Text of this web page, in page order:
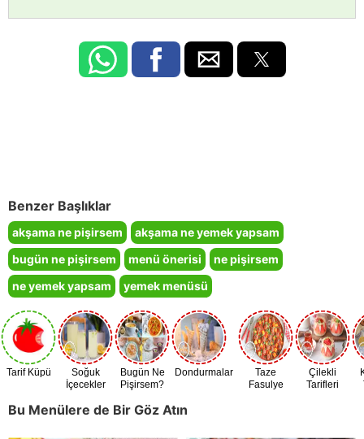
Benzer Başlıklar
akşama ne pişirsem
akşama ne yemek yapsam
bugün ne pişirsem
menü önerisi
ne pişirsem
ne yemek yapsam
yemek menüsü
Tarif Küpü
Soğuk
İçecekler
Bugün Ne
Pişirsem?
Dondurmalar
Taze
Fasulye
Çilekli
Tarifleri
Bu Menülere de Bir Göz Atın